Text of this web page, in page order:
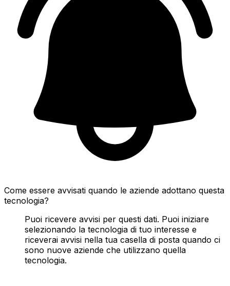
Come essere avvisati quando le aziende adottano questa
tecnologia?
Puoi ricevere avvisi per questi dati. Puoi iniziare
selezionando la tecnologia di tuo interesse e
riceverai avvisi nella tua casella di posta quando ci
sono nuove aziende che utilizzano quella
tecnologia.